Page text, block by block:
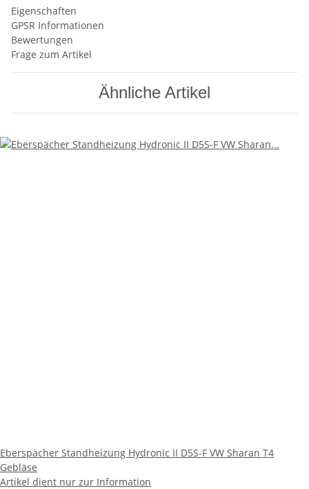
Eigenschaften
GPSR Informationen
Bewertungen
Frage zum Artikel
Ähnliche Artikel
Eberspächer Standheizung Hydronic II D5S-F VW Sharan T4
Gebläse
Artikel dient nur zur Information